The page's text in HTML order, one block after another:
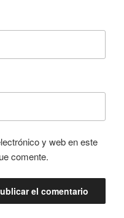
y web en este
comente.